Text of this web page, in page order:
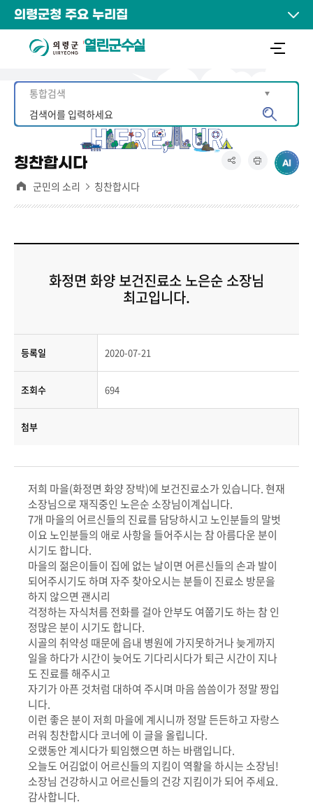
의령군청 주요 누리집
열린군수실
칭찬합시다
군민의 소리 칭찬합시다
화정면 화양 보건진료소 노은순 소장님
최고입니다.
등록일 2020-07-21
조회수 694
첨부
저희 마을(화정면 화양 장박)에 보건진료소가 있습니다. 현재
소장님으로 재직중인 노은순 소장님이계십니다.
7개 마을의 어르신들의 진료를 담당하시고 노인분들의 말벗
이요 노인분들의 애로 사항을 들어주시는 참 아름다운 분이
시기도 합니다.
마을의 젊은이들이 집에 없는 날이면 어른신들의 손과 발이
되어주시기도 하며 자주 찾아오시는 분들이 진료소 방문을
하지 않으면 괜시리
걱정하는 자식처름 전화를 걸아 안부도 여쭙기도 하는 참 인
정많은 분이 시기도 합니다.
시골의 취약성 때문에 읍내 병원에 가지못하거나 늦게까지
일을 하다가 시간이 늦어도 기다리시다가 퇴근 시간이 지나
도 진료를 해주시고
자기가 아픈 것처럼 대하여 주시며 마음 씀씀이가 정말 짱입
니다.
이런 좋은 분이 저희 마을에 계시니까 정말 든든하고 자랑스
러워 칭찬합시다 코너에 이 글을 올립니다.
오랬동안 계시다가 퇴임했으면 하는 바램입니다.
오늘도 어김없이 어르신들의 지킴이 역활을 하시는 소장님!
소장님 건강하시고 어르신들의 건강 지킴이가 되어 주세요.
감사합니다.